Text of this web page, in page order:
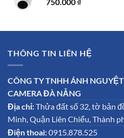
THÔNG TIN LIÊN HỆ
CÔNG TY TNHH ÁNH
CAMERA ĐÀ NẴNG
Địa chỉ:Thửa đất số 32, tờ bản
Minh, Quận Liên Chiểu, Thành
Điện thoai:0915.878.525